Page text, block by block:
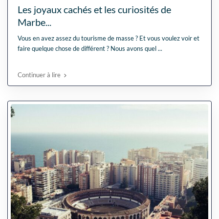
Les joyaux cachés et les curiosités de
Marbe...
Vous en avez assez du tourisme de masse ? Et vous voulez voir et
faire quelque chose de différent ? Nous avons quel...
Continuer à lire